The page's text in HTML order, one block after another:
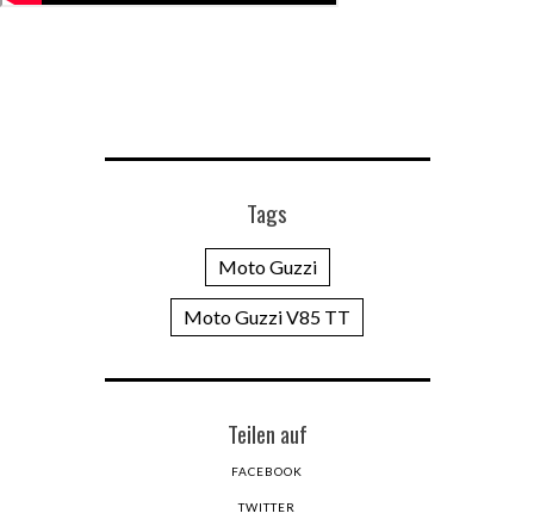
Tags
Moto Guzzi
Moto Guzzi V85 TT
Teilen auf
FACEBOOK
TWITTER